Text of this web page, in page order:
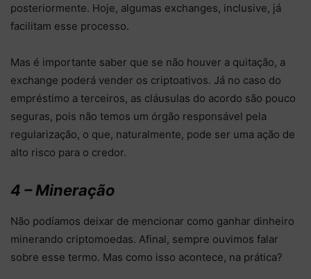
posteriormente. Hoje, algumas exchanges, inclusive, já
facilitam esse processo.
Mas é importante saber que se não houver a quitação, a
exchange poderá vender os criptoativos. Já no caso do
empréstimo a terceiros, as cláusulas do acordo são pouco
seguras, pois não temos um órgão responsável pela
regularização, o que, naturalmente, pode ser uma ação de
alto risco para o credor.
4 – Mineração
Não podíamos deixar de mencionar como ganhar dinheiro
minerando criptomoedas. Afinal, sempre ouvimos falar
sobre esse termo. Mas como isso acontece, na prática?